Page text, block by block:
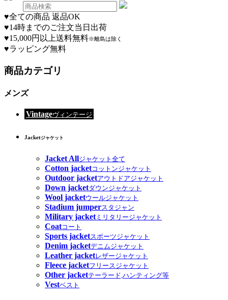
♥全ての商品 返品OK
♥14時までのご注文当日出荷
♥15,000円以上送料無料※離島は除く
♥ラッピング無料
商品カテゴリ
メンズ
Vintageヴィンテージ
Jacketジャケット
Jacket Allジャケット全て
Cotton jacketコットンジャケット
Outdoor jacketアウトドアジャケット
Down jacketダウンジャケット
Wool jacketウールジャケット
Stadium jumperスタジャン
Military jacketミリタリージャケット
Coatコート
Sports jacketスポーツジャケット
Denim jacketデニムジャケット
Leather jacketレザージャケット
Fleece jacketフリースジャケット
Other jacketテーラード,ハンティング等
Vestベスト